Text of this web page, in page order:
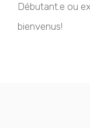
Débutant.e ou
bienvenus!